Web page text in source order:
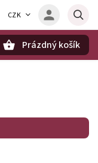
CZK
Prázdný košík